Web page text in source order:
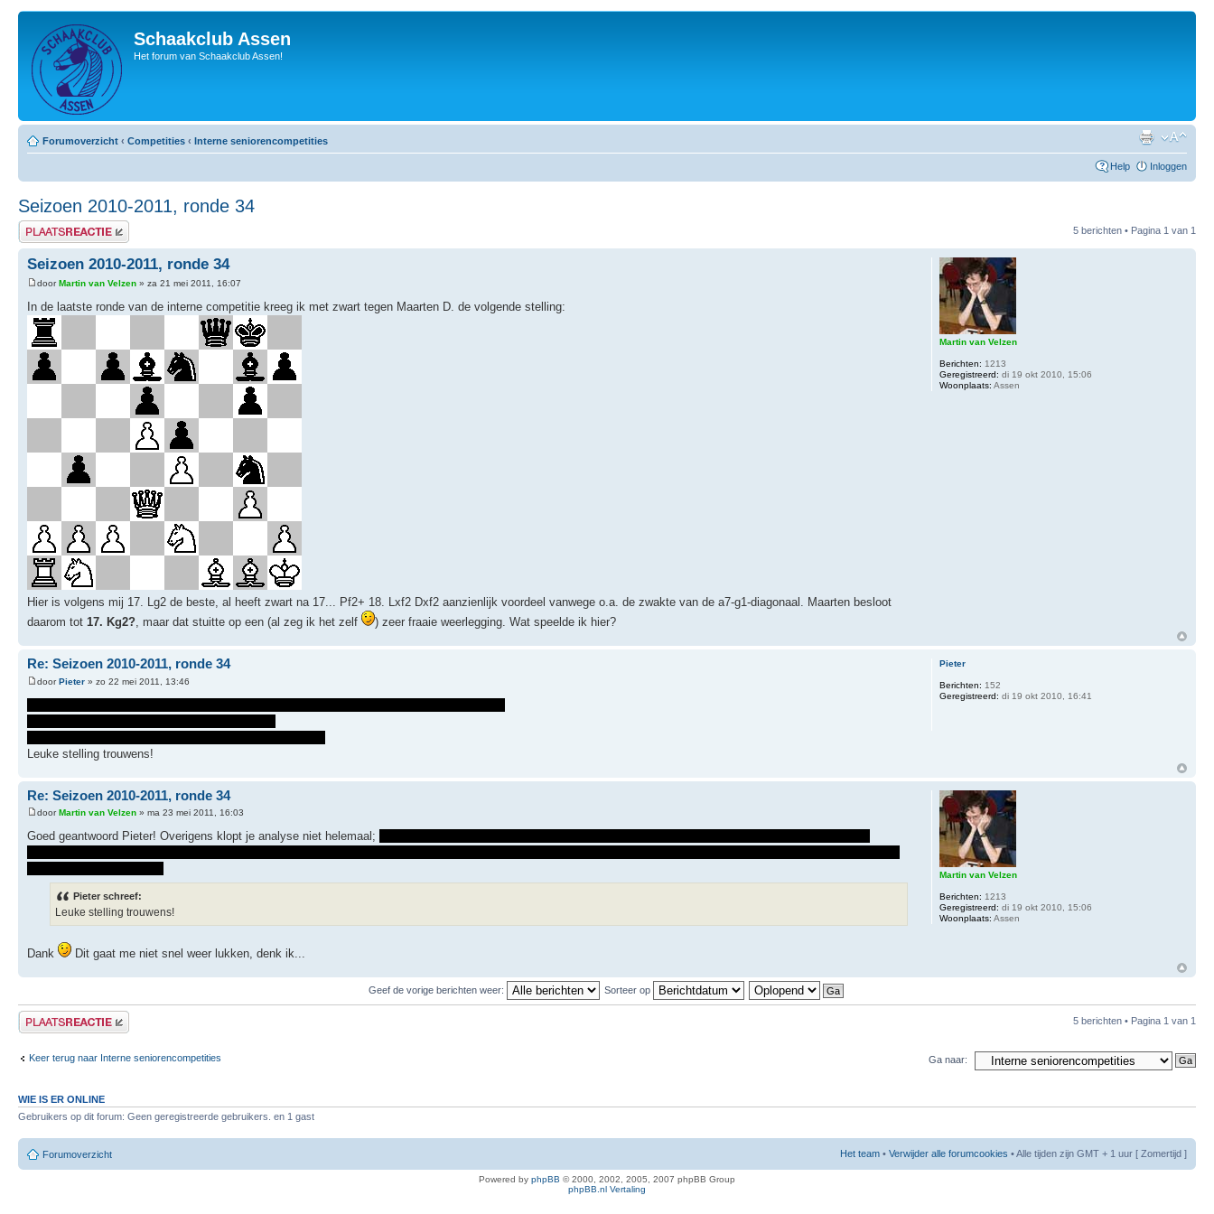
Schaakclub Assen
Het forum van Schaakclub Assen!
Forumoverzicht ‹ Competities ‹ Interne seniorencompetities
Help Inloggen
Seizoen 2010-2011, ronde 34
Plaats een reactie 5 berichten • Pagina 1 van 1
Seizoen 2010-2011, ronde 34
doorMartin van Velzen » za 21 mei 2011, 16:07
In de laatste ronde van de interne competitie kreeg ik met zwart tegen Maarten D. de volgende stelling:
Hier is volgens mij 17. Lg2 de beste, al heeft zwart na 17... Pf2+ 18. Lxf2 Dxf2 aanzienlijk voordeel vanwege o.a. de zwakte van de a7-g1-diagonaal. Maarten besloot
daarom tot 17. Kg2?, maar dat stuitte op een (al zeg ik het zelf ) zeer fraaie weerlegging. Wat speelde ik hier?
Martin van Velzen
Berichten: 1213
Geregistreerd: di 19 okt 2010, 15:06
Woonplaats: Assen
Re: Seizoen 2010-2011, ronde 34
doorPieter » zo 22 mei 2011, 13:46
Leuke stelling trouwens!
Pieter
Berichten: 152
Geregistreerd: di 19 okt 2010, 16:41
Re: Seizoen 2010-2011, ronde 34
doorMartin van Velzen » ma 23 mei 2011, 16:03
Goed geantwoord Pieter! Overigens klopt je analyse niet helemaal;
Pieter schreef:
Leuke stelling trouwens!
Dank Dit gaat me niet snel weer lukken, denk ik...
Martin van Velzen
Berichten: 1213
Geregistreerd: di 19 okt 2010, 15:06
Woonplaats: Assen
Geef de vorige berichten weer: Sorteer op
Plaats een reactie 5 berichten • Pagina 1 van 1
Keer terug naar Interne seniorencompetities Ga naar:
WIE IS ER ONLINE
Gebruikers op dit forum: Geen geregistreerde gebruikers. en 1 gast
Forumoverzicht Het team • Verwijder alle forumcookies • Alle tijden zijn GMT + 1 uur [ Zomertijd ]
Powered by phpBB © 2000, 2002, 2005, 2007 phpBB Group
phpBB.nl Vertaling